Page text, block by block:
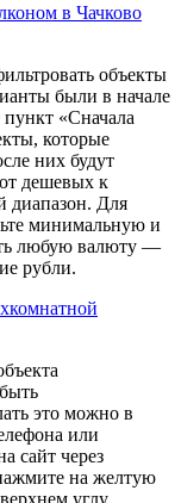
в Чачково
объекты
были в начале
«Сначала
которые
них будут
дешевых к
диапазон. Для
минимальную и
любую валюту —
рубли.
это можно в
или
сайт через
на желтую
углу